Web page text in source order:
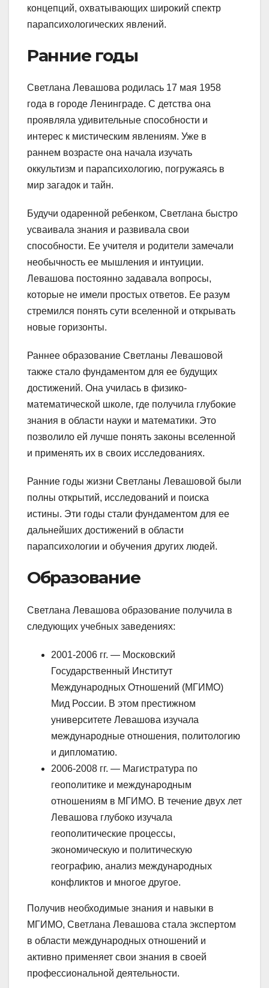
концепций, охватывающих широкий спектр
парапсихологических явлений.
Ранние годы
Светлана Левашова родилась 17 мая 1958
года в городе Ленинграде. С детства она
проявляла удивительные способности и
интерес к мистическим явлениям. Уже в
раннем возрасте она начала изучать
оккультизм и парапсихологию, погружаясь в
мир загадок и тайн.
Будучи одаренной ребенком, Светлана быстро
усваивала знания и развивала свои
способности. Ее учителя и родители замечали
необычность ее мышления и интуиции.
Левашова постоянно задавала вопросы,
которые не имели простых ответов. Ее разум
стремился понять сути вселенной и открывать
новые горизонты.
Раннее образование Светланы Левашовой
также стало фундаментом для ее будущих
достижений. Она училась в физико-
математической школе, где получила глубокие
знания в области науки и математики. Это
позволило ей лучше понять законы вселенной
и применять их в своих исследованиях.
Ранние годы жизни Светланы Левашовой были
полны открытий, исследований и поиска
истины. Эти годы стали фундаментом для ее
дальнейших достижений в области
парапсихологии и обучения других людей.
Образование
Светлана Левашова образование получила в
следующих учебных заведениях:
2001-2006 гг. — Московский
Государственный Институт
Международных Отношений (МГИМО)
Мид России. В этом престижном
университете Левашова изучала
международные отношения, политологию
и дипломатию.
2006-2008 гг. — Магистратура по
геополитике и международным
отношениям в МГИМО. В течение двух лет
Левашова глубоко изучала
геополитические процессы,
экономическую и политическую
географию, анализ международных
конфликтов и многое другое.
Получив необходимые знания и навыки в
МГИМО, Светлана Левашова стала экспертом
в области международных отношений и
активно применяет свои знания в своей
профессиональной деятельности.